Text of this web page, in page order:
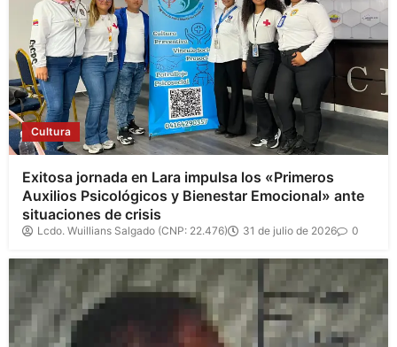
Cultura
Exitosa jornada en Lara impulsa los «Primeros
Auxilios Psicológicos y Bienestar Emocional» ante
situaciones de crisis
Lcdo. Wuillians Salgado (CNP: 22.476) 31 de julio de 2026 0